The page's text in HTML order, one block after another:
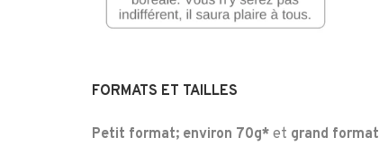
FORMATS ET TAILLES
Petit format; environ 70g* et grand format